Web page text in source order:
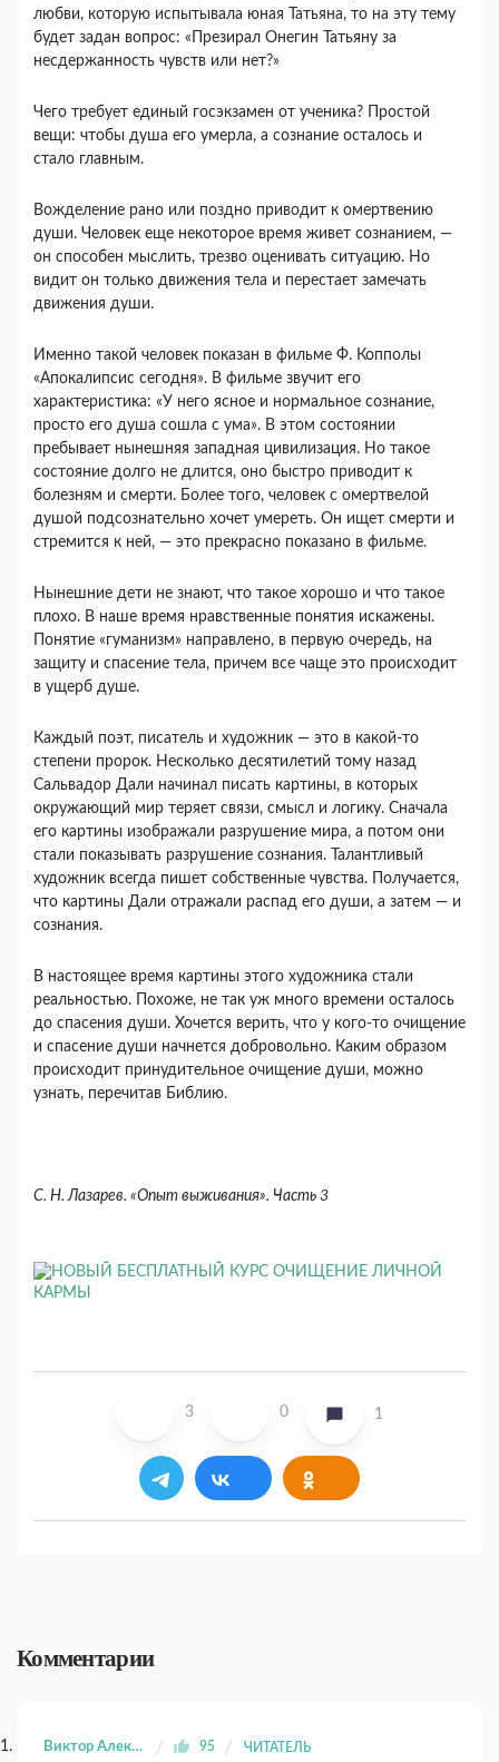
любви, которую испытывала юная Татьяна, то на эту тему
будет задан вопрос: «Презирал Онегин Та­тьяну за
несдержанность чувств или нет?»
Чего требует единый госэкзамен от ученика? Простой
вещи: чтобы душа его умерла, а сознание осталось и
стало главным.
Вожделение рано или поздно приводит к омерт­вению
души. Человек еще некоторое время живет сознанием, —
он способен мыслить, трезво оцени­вать ситуацию. Но
видит он только движения тела и перестает замечать
движения души.
Именно такой человек показан в фильме Ф. Коп­полы
«Апокалипсис сегодня». В фильме звучит его
характеристика: «У него ясное и нормальное созна­ние,
просто его душа сошла с ума». В этом состоя­нии
пребывает нынешняя западная цивилизация. Но такое
состояние долго не длится, оно быстро приводит к
болезням и смерти. Более того, человек с омертвелой
душой подсознательно хочет умереть. Он ищет смерти и
стремится к ней, — это прекрасно показано в фильме.
Нынешние дети не знают, что такое хорошо и что такое
плохо. В наше время нравственные понятия искажены.
Понятие «гуманизм» направлено, в пер­вую очередь, на
защиту и спасение тела, причем все чаще это происходит
в ущерб душе.
Каждый поэт, писатель и художник — это в ка­кой-то
степени пророк. Несколько десятилетий тому назад
Сальвадор Дали начинал писать картины, в которых
окружающий мир теряет связи, смысл и логику. Сначала
его картины изображали разруше­ние мира, а потом они
стали показывать разрушение сознания. Талантливый
художник всегда пишет соб­ственные чувства. Получается,
что картины Дали отражали распад его души, а затем — и
сознания.
В настоящее время картины этого художника ста­ли
реальностью. Похоже, не так уж много времени осталось
до спасения души. Хочется верить, что у кого-то очищение
и спасение души начнется добро­вольно. Каким образом
происходит принудительное очищение души, можно
узнать, перечитав Библию.
С. Н. Лазарев. «Опыт выживания». Часть 3
3 0 1
Комментарии
Виктор Алексеевич Семенченко 95 ЧИТАТЕЛЬ